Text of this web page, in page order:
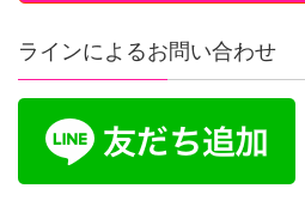
ラインによるお問い合わせ